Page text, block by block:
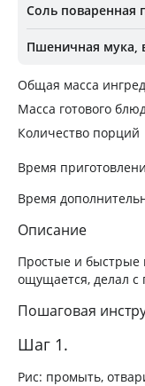
Соль поваренная
Пшеничная мука,
Общая масса
Масса готового
Количество порций
Время
Время
Описание
Простые и быстрые
ощущается, делал с
Пошаговая
Шаг 1.
Рис: промыть,